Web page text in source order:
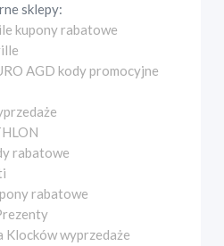
sklepy:
kupony rabatowe
AGD kody promocyjne
rabatowe
rabatowe
Klocków wyprzedaże